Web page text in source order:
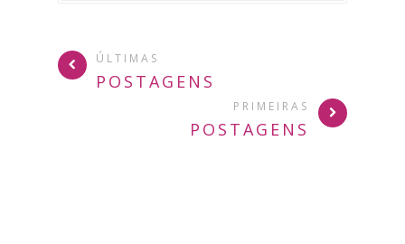
ÚLTIMAS
POSTAGENS
PRIMEIRAS
POSTAGENS